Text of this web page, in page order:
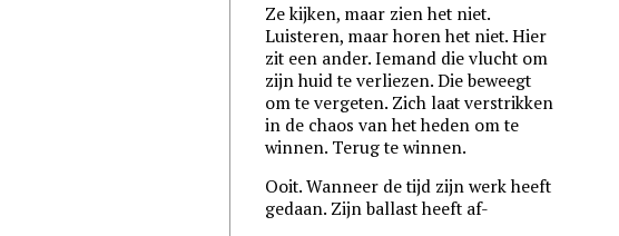
Ze kijken, maar zien het niet.
Luisteren, maar horen het niet. Hier
zit een ander. Iemand die vlucht om
zijn huid te verliezen. Die beweegt
om te vergeten. Zich laat verstrikken
in de chaos van het heden om te
winnen. Terug te winnen.
Ooit. Wanneer de tijd zijn werk heeft
gedaan. Zijn ballast heeft af-